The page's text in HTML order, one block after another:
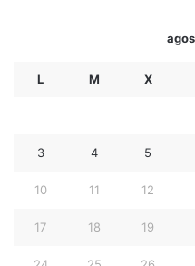
L M X
3 4 5
10 11 12
17 18 19